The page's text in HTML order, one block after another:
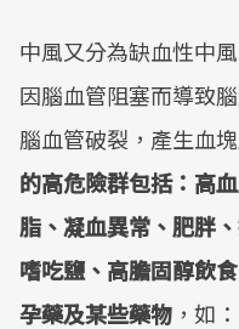
中風又分為缺血性中
因腦血管阻塞而導致
腦血管破裂，產生血
的高危險群包括：高
脂、凝血異常、肥胖
嗜吃鹽、高膽固醇飲
孕藥及某些藥物 ，如